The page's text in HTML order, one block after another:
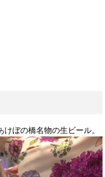
ぼの橋名物の生ビール。